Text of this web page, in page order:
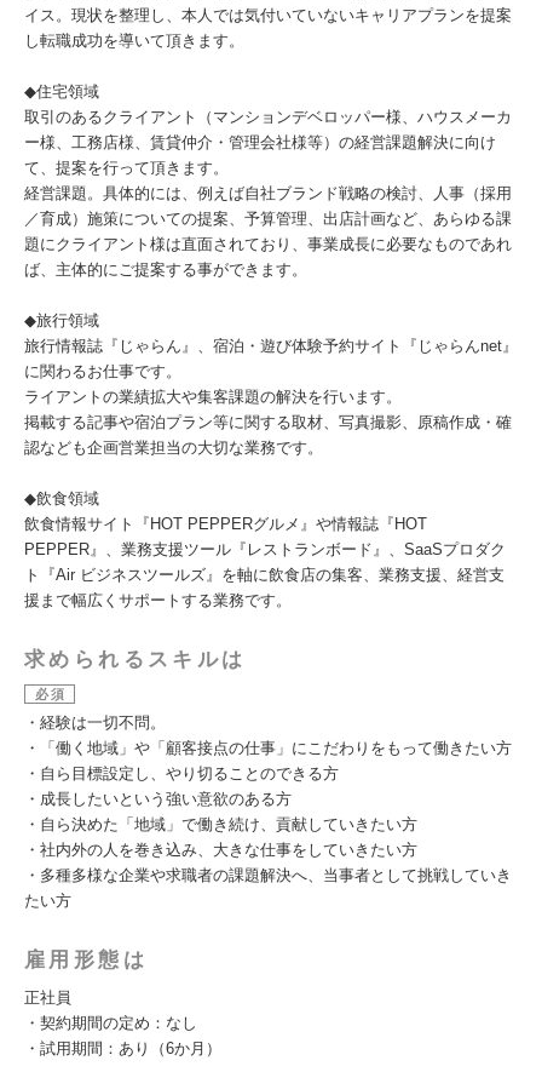
イス。現状を整理し、本人では気付いていないキャリアプランを提案
し転職成功を導いて頂きます。
◆住宅領域
取引のあるクライアント（マンションデベロッパー様、ハウスメーカ
ー様、工務店様、賃貸仲介・管理会社様等）の経営課題解決に向け
て、提案を行って頂きます。
経営課題。具体的には、例えば自社ブランド戦略の検討、人事（採用
／育成）施策についての提案、予算管理、出店計画など、あらゆる課
題にクライアント様は直面されており、事業成長に必要なものであれ
ば、主体的にご提案する事ができます。
◆旅行領域
旅行情報誌『じゃらん』、宿泊・遊び体験予約サイト『じゃらんnet』
に関わるお仕事です。
ライアントの業績拡大や集客課題の解決を行います。
掲載する記事や宿泊プラン等に関する取材、写真撮影、原稿作成・確
認なども企画営業担当の大切な業務です。
◆飲食領域
飲食情報サイト『HOT PEPPERグルメ』や情報誌『HOT
PEPPER』、業務支援ツール『レストランボード』、SaaSプロダク
ト『Air ビジネスツールズ』を軸に飲食店の集客、業務支援、経営支
援まで幅広くサポートする業務です。
求められるスキルは
必須
・経験は一切不問。
・「働く地域」や「顧客接点の仕事」にこだわりをもって働きたい方
・自ら目標設定し、やり切ることのできる方
・成長したいという強い意欲のある方
・自ら決めた「地域」で働き続け、貢献していきたい方
・社内外の人を巻き込み、大きな仕事をしていきたい方
・多種多様な企業や求職者の課題解決へ、当事者として挑戦していき
たい方
雇用形態は
正社員
・契約期間の定め：なし
・試用期間：あり（6か月）